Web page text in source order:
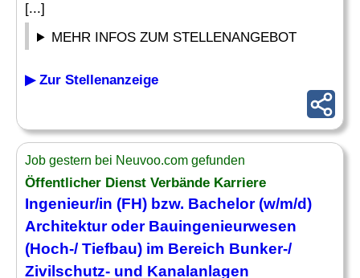
[...]
MEHR INFOS ZUM STELLENANGEBOT
▶ Zur Stellenanzeige
Job gestern bei Neuvoo.com gefunden
Öffentlicher Dienst Verbände Karriere
Ingenieur/in (FH) bzw. Bachelor (w/m/d)
Architektur oder Bauingenieurwesen
(Hoch-/ Tiefbau) im Bereich Bunker-/
Zivilschutz- und Kanalanlagen